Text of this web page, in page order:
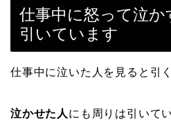
仕事中に怒って泣
引いています
仕事中に泣いた人を見ると引
泣かせた人 にも周りは引いて